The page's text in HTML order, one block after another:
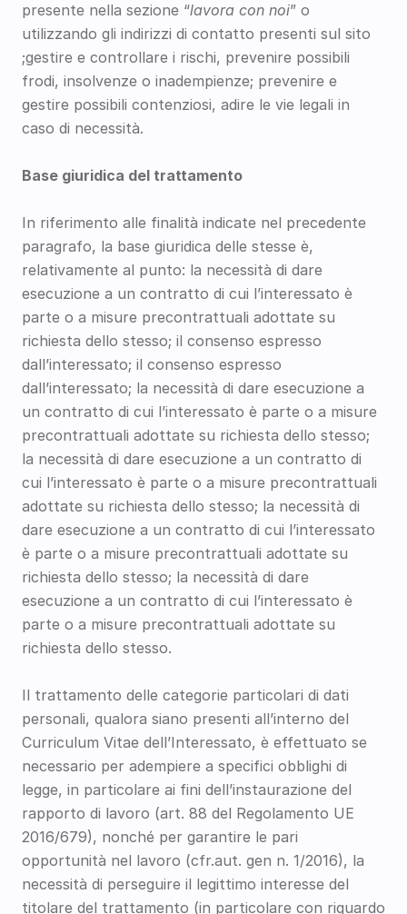
presente nella sezione “lavora con noi” o
utilizzando gli indirizzi di contatto presenti sul sito
;gestire e controllare i rischi, prevenire possibili
frodi, insolvenze o inadempienze; prevenire e
gestire possibili contenziosi, adire le vie legali in
caso di necessità.
Base giuridica del trattamento
In riferimento alle finalità indicate nel precedente
paragrafo, la base giuridica delle stesse è,
relativamente al punto: la necessità di dare
esecuzione a un contratto di cui l’interessato è
parte o a misure precontrattuali adottate su
richiesta dello stesso; il consenso espresso
dall’interessato; il consenso espresso
dall’interessato; la necessità di dare esecuzione a
un contratto di cui l’interessato è parte o a misure
precontrattuali adottate su richiesta dello stesso;
la necessità di dare esecuzione a un contratto di
cui l’interessato è parte o a misure precontrattuali
adottate su richiesta dello stesso; la necessità di
dare esecuzione a un contratto di cui l’interessato
è parte o a misure precontrattuali adottate su
richiesta dello stesso; la necessità di dare
esecuzione a un contratto di cui l’interessato è
parte o a misure precontrattuali adottate su
richiesta dello stesso.
Il trattamento delle categorie particolari di dati
personali, qualora siano presenti all’interno del
Curriculum Vitae dell’Interessato, è effettuato se
necessario per adempiere a specifici obblighi di
legge, in particolare ai fini dell’instaurazione del
rapporto di lavoro (art. 88 del Regolamento UE
2016/679), nonché per garantire le pari
opportunità nel lavoro (cfr.aut. gen n. 1/2016), la
necessità di perseguire il legittimo interesse del
titolare del trattamento (in particolare con riguardo